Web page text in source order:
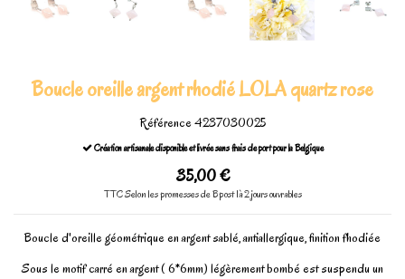
Boucle oreille argent rhodié LOLA quartz rose
Référence4237030025
Création artisanale disponible et livrée sans frais de port pour la Belgique
35,00 €
TTCSelon les promesses de Bpost 1à 2 jours ouvrables
Boucle d'oreille géométrique en argent sablé, antiallergique, finition fhodiée
Sous le motif carré en argent ( 6*6mm) légèrement bombé est suspendu un